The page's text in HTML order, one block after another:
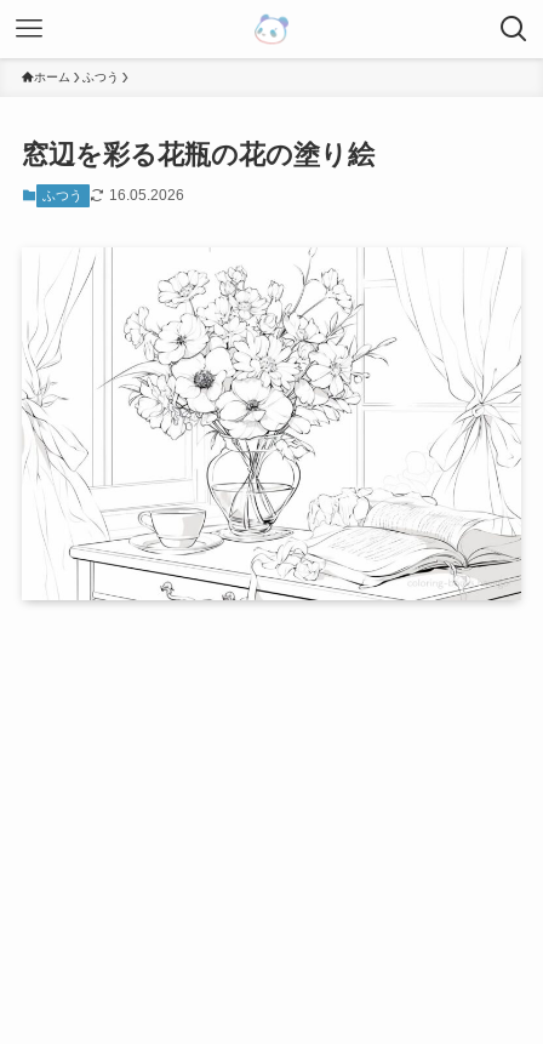
ホーム ふつう
窓辺を彩る花瓶の花の塗り絵
ふつう 16.05.2026